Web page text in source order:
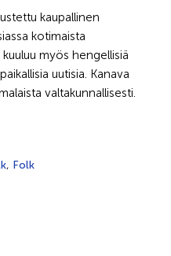
kaupallinen
kotimaista
myös hengellisiä
uutisia. Kanava
valtakunnallisesti.
, Folk